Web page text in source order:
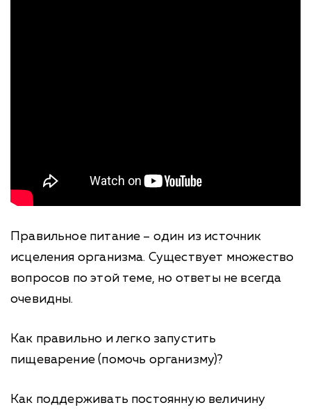
Правильное питание – один из источник
исцеления организма. Существует множество
вопросов по этой теме, но ответы не всегда
очевидны.
Как правильно и легко запустить
пищеварение (помочь организму)?
Как поддерживать постоянную величину